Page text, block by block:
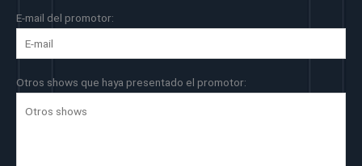
E-mail del promotor:
Otros shows que haya presentado el promotor: